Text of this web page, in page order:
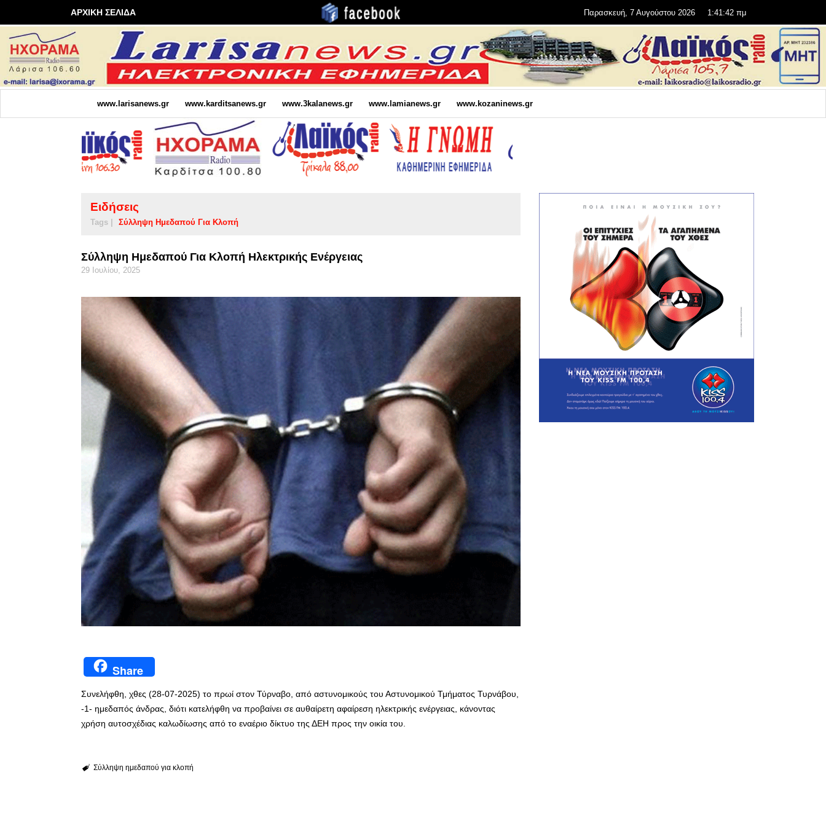
ΑΡΧΙΚΗ ΣΕΛΙΔΑ Παρασκευή, 7 Αυγούστου 2026 1:41:42 πμ
www.larisanews.gr www.karditsanews.gr www.3kalanews.gr www.lamianews.gr www.kozaninews.gr
Ειδήσεις
Tags | Σύλληψη Ημεδαπού Για Κλοπή
Σύλληψη Ημεδαπού Για Κλοπή Ηλεκτρικής Ενέργειας
29 Ιουλίου, 2025
Share
Συνελήφθη, χθες (28-07-2025) το πρωί στον Τύρναβο, από αστυνομικούς του Αστυνομικού Τμήματος Τυρνάβου,
-1- ημεδαπός άνδρας, διότι κατελήφθη να προβαίνει σε αυθαίρετη αφαίρεση ηλεκτρικής ενέργειας, κάνοντας
χρήση αυτοσχέδιας καλωδίωσης από το εναέριο δίκτυο της ΔΕΗ προς την οικία του.
Σύλληψη ημεδαπού για κλοπή